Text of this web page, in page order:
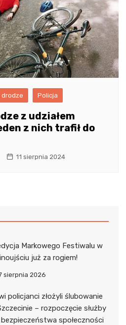
drodze Policja
z udziałem
z nich trafił do
11 sierpnia 2024
Markowego Festiwalu w
już za rogiem!
sierpnia 2026
policjanci złożyli ślubowanie
– rozpoczęcie służby
społeczności